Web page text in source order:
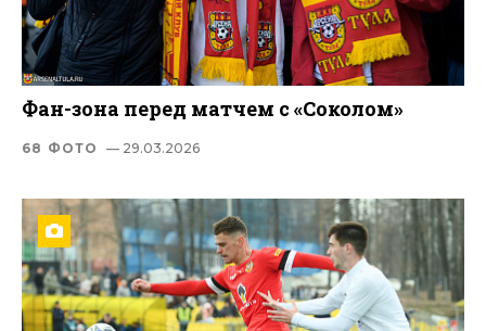
Фан-зона перед матчем с «Соколом»
68 ФОТО — 29.03.2026